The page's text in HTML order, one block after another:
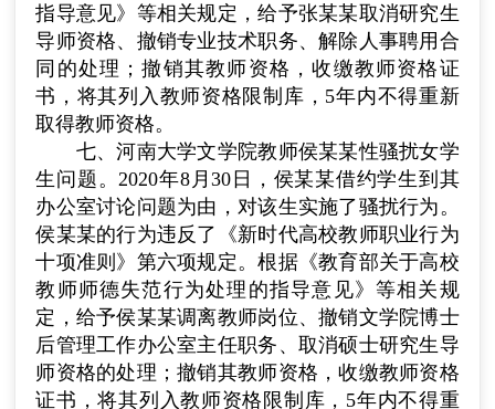
指导意见》等相关规定，给予张某某取消研究生
导师资格、撤销专业技术职务、解除人事聘用合
同的处理；撤销其教师资格，收缴教师资格证
书，将其列入教师资格限制库， 5年内不得重新
取得教师资格。
七、河南大学文学院教师侯某某性骚扰女学
生问题。2020年8月30 日，侯某某借约学生到其
办公室讨论问题为由，对该生实施了骚扰行为。
侯某某的行为违反了《新时代高校教师职业行为
十项准则》第六项规定。根据《教育部关于高校
教师师德失范行为处理的指导意见》等相关规
定，给予侯某某调离教师岗位、撤销文学院博士
后管理工作办公室主任职务、取消硕士研究生导
师资格的处理；撤销其教师资格，收缴教师资格
证书，将其列入教师资格限制库， 5年内不得重